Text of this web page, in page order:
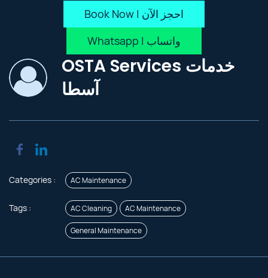
Book Now | احجز الآن
Whatsapp | واتساب
OSTA Services خدمات
آسطا
Categories : AC Maintenance
Tags : AC Cleaning AC Maintenance
General Maintenance